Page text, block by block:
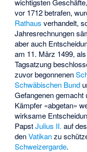
wichtigsten
vor 1712 betrafen,
Rathaus verhandelt,
Jahresrechnungen
aber auch
am 11. März 1499,
Tagsatzung
zuvor begonnenen
Schwäbischen Bund
Gefangenen gemacht
Kämpfer «abgetan»
wirksame
PapstJulius II. auf
denVatikanzu
Schweizergarde.